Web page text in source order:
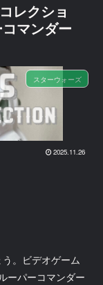
レクショ
マンダー
スターウォーズ
2025.11.26
。ビデオゲーム
ーパーコマンダー